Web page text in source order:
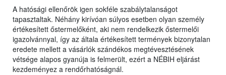
A hatósági ellenőrök igen sokféle szabálytalanságot
tapasztaltak. Néhány kirívóan súlyos esetben olyan személy
értékesített őstermelőként, aki nem rendelkezik őstermelői
igazolvánnyal, így az általa értékesített termények bizonytalan
eredete mellett a vásárlók szándékos megtévesztésének
vétsége alapos gyanúja is felmerült, ezért a NÉBIH eljárást
kezdeményez a rendőrhatóságnál.